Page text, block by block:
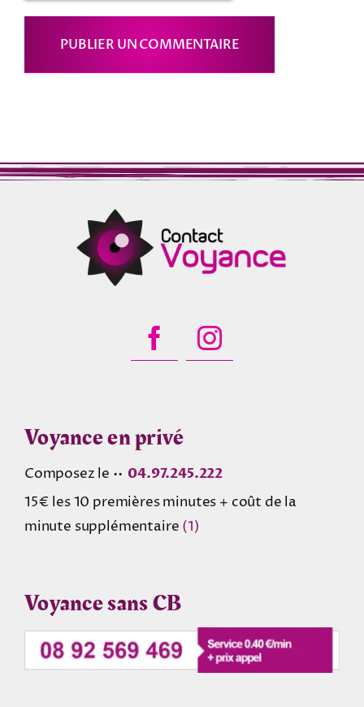
Voyance en privé
Composez le •• 04.97.245.222
15€ les 10 premières minutes + coût de la
minute supplémentaire (1)
Voyance sans CB